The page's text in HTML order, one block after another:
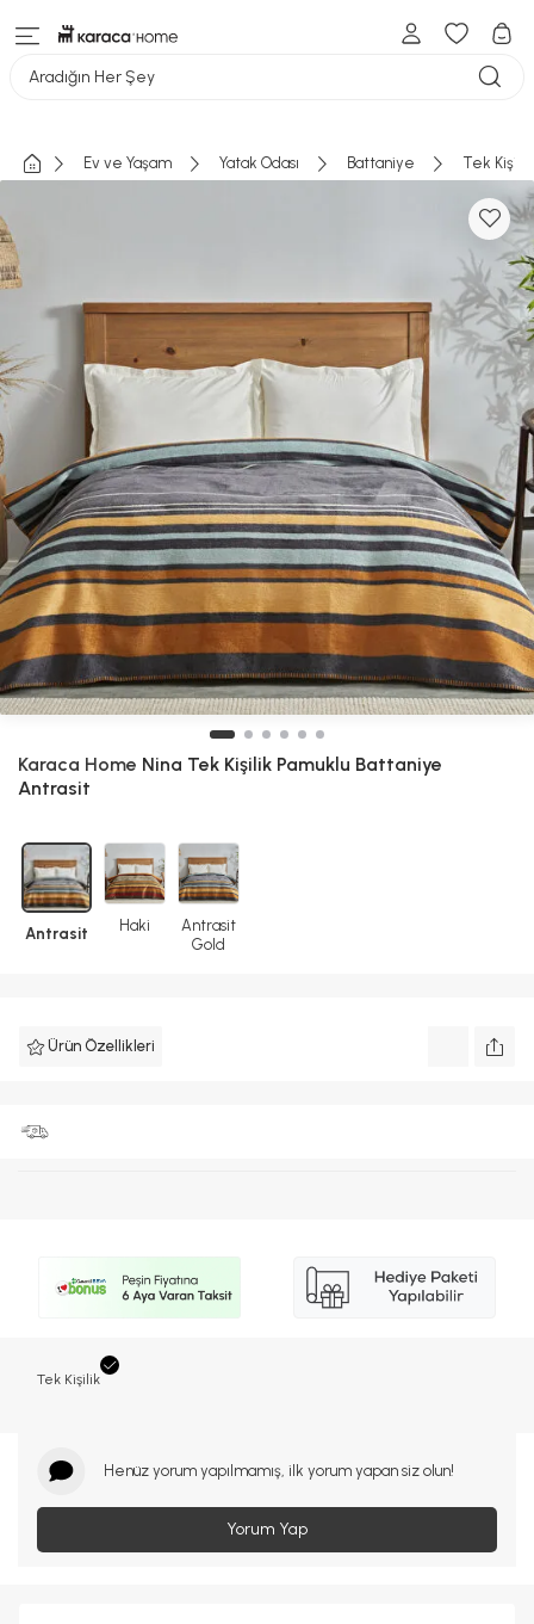
Aradığın Her Şey
Ev ve Yaşam Yatak Odası Battaniye Tek
Karaca Home Nina Tek Kişilik Pamuklu Battaniye
Antrasit
Antrasit Haki
Antrasit
Gold
Ürün Özellikleri
Tek Kişilik
Henüz yorum yapılmamış, ilk yorum yapan siz olun!
Yorum Yap